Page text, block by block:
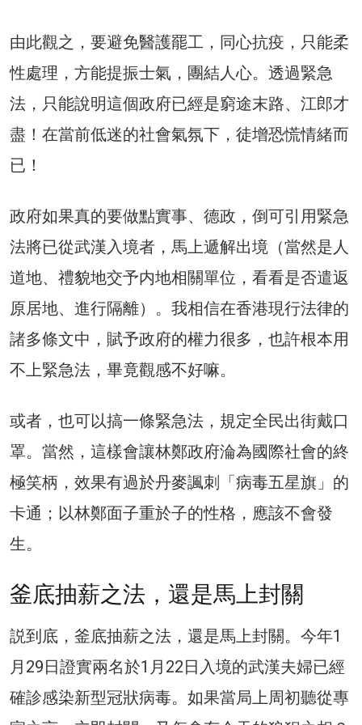
由此觀之，要避免醫護罷工，同心抗疫，只能柔
性處理，方能提振士氣，團結人心。透過緊急
法，只能說明這個政府已經是窮途末路、江郎才
盡！在當前低迷的社會氣氛下，徒增恐慌情緒而
已！
政府如果真的要做點實事、德政，倒可引用緊急
法將已從武漢入境者，馬上遞解出境（當然是人
道地、禮貌地交予内地相關單位，看看是否遣返
原居地、進行隔離）。我相信在香港現行法律的
諸多條文中，賦予政府的權力很多，也許根本用
不上緊急法，畢竟觀感不好嘛。
或者，也可以搞一條緊急法，規定全民出街戴口
罩。當然，這樣會讓林鄭政府淪為國際社會的終
極笑柄，效果有過於丹麥諷刺「病毒五星旗」的
卡通；以林鄭面子重於子的性格，應該不會發
生。
釜底抽薪之法，還是馬上封關
説到底，釜底抽薪之法，還是馬上封關。今年1
月29日證實兩名於1月22日入境的武漢夫婦已經
確診感染新型冠狀病毒。如果當局上周初聽從專